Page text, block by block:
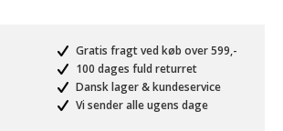
Gratis fragt ved køb over 599,-
100 dages fuld returret
Dansk lager & kundeservice
Vi sender alle ugens dage